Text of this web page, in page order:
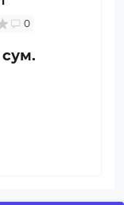
0
сум.